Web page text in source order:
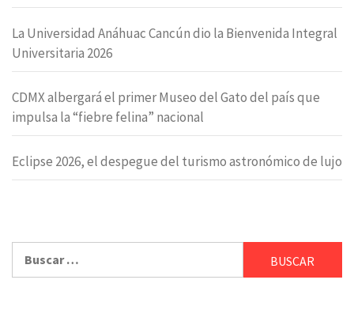
La Universidad Anáhuac Cancún dio la Bienvenida Integral
Universitaria 2026
CDMX albergará el primer Museo del Gato del país que
impulsa la “fiebre felina” nacional
Eclipse 2026, el despegue del turismo astronómico de lujo